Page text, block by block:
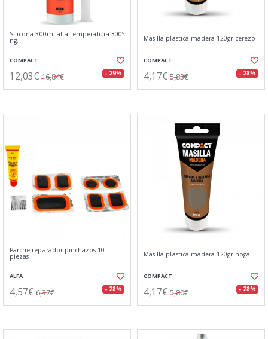
Silicona 300ml.alta temperatura 300º
ng.
COMPACT
12,03€ 16,84€ - 29%
Masilla plastica madera 120gr.cerezo
COMPACT
4,17€ 5,83€ - 28%
Parche reparador pinchazos 10
piezas
ALFA
4,57€ 6,37€ - 28%
Masilla plastica madera 120gr.nogal
COMPACT
4,17€ 5,80€ - 28%